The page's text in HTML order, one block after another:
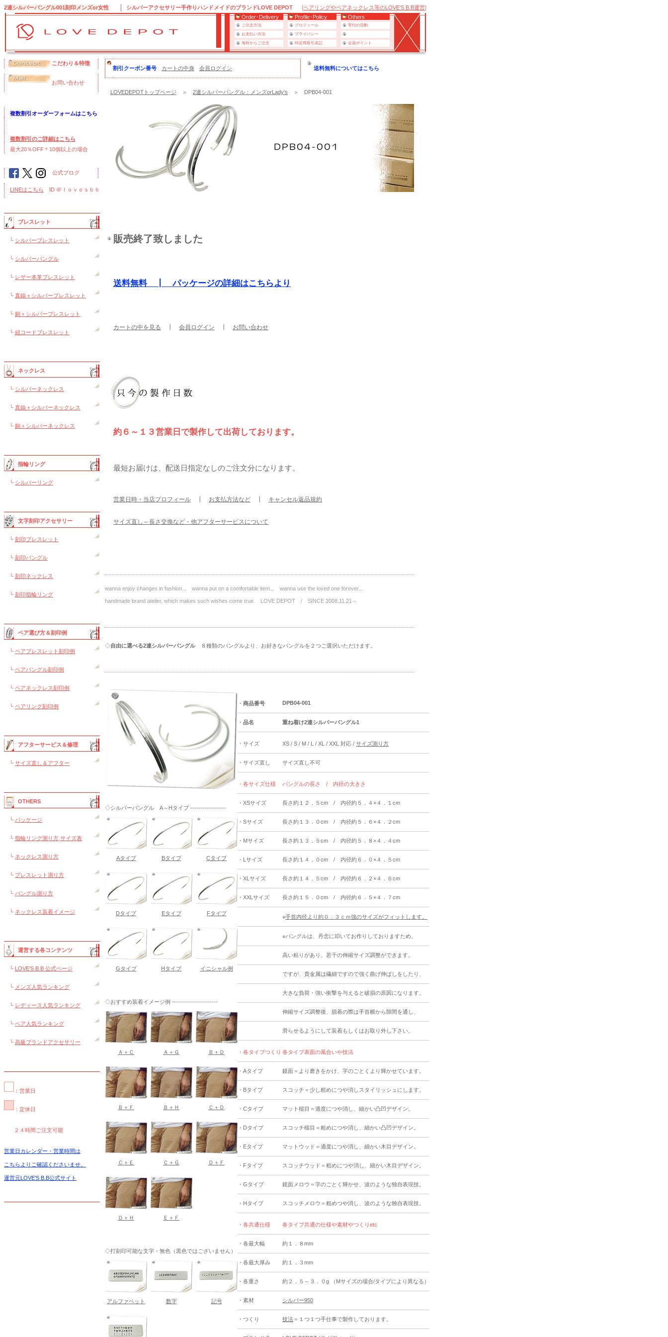
2連シルバーバングル001刻印メンズor女性 シルバーアクセサリー手作りハンドメイドのブランドLOVE DEPOT [ペアリングやペアネックレス等のLOVE'S B.B運営]
Order･Delivery
Profile･Policy Others
ご注文方法 プロフィール
寄付の活動
お支払い方法
プライバシー
海外からご注文
特定商取引表記 会員ポイント
こだわり＆特徴
お問い合わせ
複数割引オーダーフォームはこちら
複数割引のご詳細はこちら
最大20％OFF＊10個以上の場合
公式ブログ
LINEはこちら ID ＠ｌｏｖｅｓｂｂ
ブレスレット
└ シルバーブレスレット
└ シルバーバングル
└ レザー本革ブレスレット
└ 真鍮＋シルバーブレスレット
└ 銅＋シルバーブレスレット
└ 紐コードブレスレット
ネックレス
└ シルバーネックレス
└ 真鍮＋シルバーネックレス
└ 銅＋シルバーネックレス
指輪リング
└ シルバーリング
文字刻印アクセサリー
└ 刻印ブレスレット
└ 刻印バングル
└ 刻印ネックレス
└ 刻印指輪リング
ペア選び方＆刻印例
└ ペアブレスレット刻印例
└ ペアバングル刻印例
└ ペアネックレス刻印例
└ ペアリング刻印例
アフターサービス＆修理
└ サイズ直し＆アフター
OTHERS
└ パッケージ
└ 指輪リング測り方,サイズ表
└ ネックレス測り方
└ ブレスレット測り方
└ バングル測り方
└ ネックレス装着イメージ
運営する各コンテンツ
└ LOVE'S B.B 公式ページ
└ メンズ人気ランキング
└ レディース人気ランキング
└ ペア人気ランキング
└ 高級ブランドアクセサリー
：営業日
：定休日
２４時間ご注文可能
営業日カレンダー・営業時間は
こちらよりご確認くださいませ。
運営元LOVE'S B.B公式サイト
割引クーポン番号 カートの中身 会員ログイン 送料無料についてはこちら
LOVEDEPOTトップページ ＞ 2連シルバーバングル：メンズorLady's ＞ DPB04-001
販売終了致しました
送料無料 ┃ パッケージの詳細はこちらより
カートの中を見る 会員ログイン お問い合わせ
約６～１３営業日で製作して出荷しております。
最短お届けは、配送日指定なしのご注文分になります。
営業日時・当店プロフィール お支払方法など キャンセル返品規約
サイズ直し～長さ交換など・他アフターサービスについて
wanna enjoy changes in fashion... wanna put on a comfortable item... wanna use the loved one forever...
handmade brand atelier, which makes such wishes come true. LOVE DEPOT / SINCE 2008.11.21～
◇自由に選べる2連シルバーバングル８種類のバングルより、お好きなバングルを２つご選択いただけます。
◇シルバーバングル A～Hタイプ ------------------
Aタイプ Bタイプ Cタイプ
Dタイプ Eタイプ Fタイプ
Gタイプ Hタイプ イニシャル例
◇おすすめ装着イメージ例 -----------------------
Ａ＋Ｃ Ａ＋Ｇ Ｂ＋Ｄ
Ｂ＋Ｆ Ｂ＋Ｈ Ｃ＋Ｄ
Ｃ＋Ｅ Ｃ＋Ｇ Ｄ＋Ｆ
Ｄ＋Ｈ Ｅ＋Ｆ
◇打刻印可能な文字・無色（黒色ではございません）
アルファベット 数字 記号
・ 商品番号 DPB04-001
・ 品名 重ね着け2連シルバーバングル1
・サイズ XS / S / M / L / XL / XXL 対応 / サイズ測り方
・サイズ直し サイズ直し不可
・各サイズ仕様 バングルの長さ / 内径の大きさ
・XSサイズ 長さ約１２．５cm / 内径約５．４×４．１cm
・Sサイズ 長さ約１３．０cm / 内径約５．６×４．２cm
・Mサイズ 長さ約１３．５cm / 内径約５．８×４．４cm
・Lサイズ 長さ約１４．０cm / 内径約６．０×４．５cm
・XLサイズ 長さ約１４．５cm / 内径約６．２×４．６cm
・XXLサイズ 長さ約１５．０cm / 内径約６．５×４．７cm
※手首内径より約０．３ｃｍ強のサイズがフィットします。
※バングルは、丹念に叩いてお作りしておりますため、
高い粘りがあり、若干の伸縮サイズ調整ができます。
ですが、貴金属は繊細ですので強く曲げ伸ばしをしたり、
大きな負荷・強い衝撃を与えると破損の原因になります。
伸縮サイズ調整後、脱着の際は手首横から隙間を通し、
滑らせるようにして装着もしくはお取り外し下さい。
・各タイプつくり 各タイプ表面の風合いや技法
・Aタイプ 鏡面＝より磨きをかけ、字のごとくより輝かせています。
・Bタイプ スコッチ＝少し粗めにつや消しスタイリッシュにします。
・Cタイプ マット槌目＝適度につや消し、細かい凸凹デザイン。
・Dタイプ スコッチ槌目＝粗めにつや消し、細かい凸凹デザイン。
・Eタイプ マットウッド＝適度につや消し、細かい木目デザイン。
・Fタイプ スコッチウッド＝粗めにつや消し、細かい木目デザイン。
・Gタイプ 鏡面メロウ＝字のごとく輝かせ、波のような独自表現技。
・Hタイプ スコッチメロウ＝粗めつや消し、波のような独自表現技。
・各共通仕様 各タイプ共通の仕様や素材やつくりetc
・各最大幅 約１．８mm
・各最大厚み 約１．３mm
・各重さ 約２．５～３．０g （Mサイズの場合/タイプにより異なる）
・素材 シルバー950
・つくり 技法＝１つ１つ手仕事で製作しております。